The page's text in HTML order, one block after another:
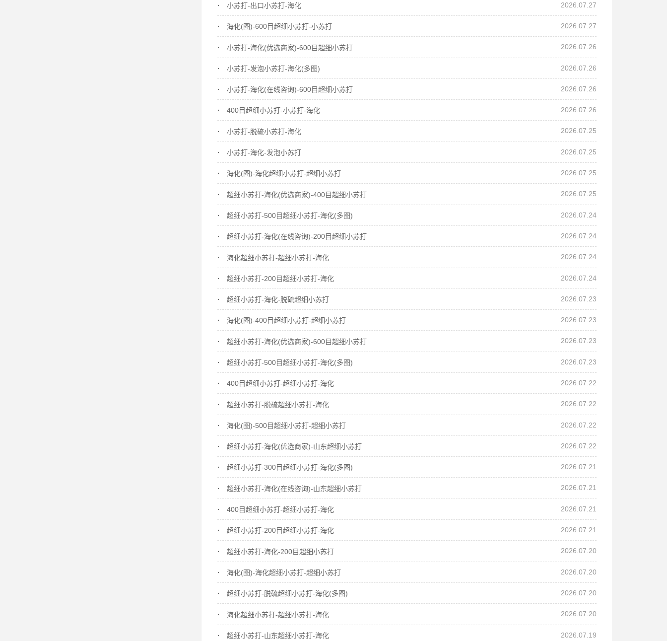
小苏打-出口小苏打-海化 2026.07.27
海化(图)-600目超细小苏打-小苏打 2026.07.27
小苏打-海化(优选商家)-600目超细小苏打 2026.07.26
小苏打-发泡小苏打-海化(多图) 2026.07.26
小苏打-海化(在线咨询)-600目超细小苏打 2026.07.26
400目超细小苏打-小苏打-海化 2026.07.26
小苏打-脱硫小苏打-海化 2026.07.25
小苏打-海化-发泡小苏打 2026.07.25
海化(图)-海化超细小苏打-超细小苏打 2026.07.25
超细小苏打-海化(优选商家)-400目超细小苏打 2026.07.25
超细小苏打-500目超细小苏打-海化(多图) 2026.07.24
超细小苏打-海化(在线咨询)-200目超细小苏打 2026.07.24
海化超细小苏打-超细小苏打-海化 2026.07.24
超细小苏打-200目超细小苏打-海化 2026.07.24
超细小苏打-海化-脱硫超细小苏打 2026.07.23
海化(图)-400目超细小苏打-超细小苏打 2026.07.23
超细小苏打-海化(优选商家)-600目超细小苏打 2026.07.23
超细小苏打-500目超细小苏打-海化(多图) 2026.07.23
400目超细小苏打-超细小苏打-海化 2026.07.22
超细小苏打-脱硫超细小苏打-海化 2026.07.22
海化(图)-500目超细小苏打-超细小苏打 2026.07.22
超细小苏打-海化(优选商家)-山东超细小苏打 2026.07.22
超细小苏打-300目超细小苏打-海化(多图) 2026.07.21
超细小苏打-海化(在线咨询)-山东超细小苏打 2026.07.21
400目超细小苏打-超细小苏打-海化 2026.07.21
超细小苏打-200目超细小苏打-海化 2026.07.21
超细小苏打-海化-200目超细小苏打 2026.07.20
海化(图)-海化超细小苏打-超细小苏打 2026.07.20
超细小苏打-脱硫超细小苏打-海化(多图) 2026.07.20
海化超细小苏打-超细小苏打-海化 2026.07.20
超细小苏打-山东超细小苏打-海化 2026.07.19